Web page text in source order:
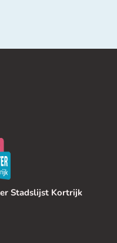
Stadslijst Kortrijk